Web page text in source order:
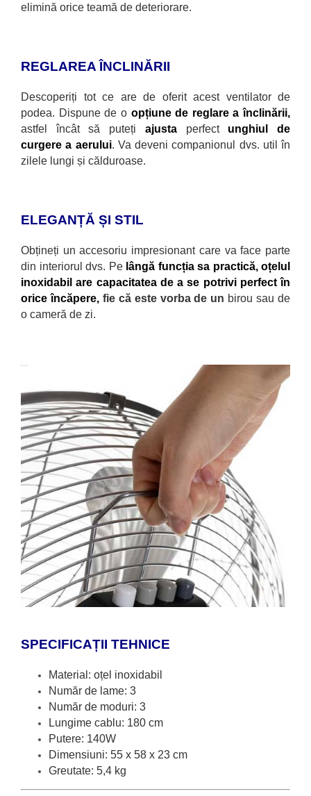
elimină orice teamă de deteriorare.
REGLAREA ÎNCLINĂRII
Descoperiți tot ce are de oferit acest ventilator de
podea. Dispune de o opțiune de reglare aînclinării,
astfel încât să puteți ajusta perfect unghiul de
curgere a aerului. Va deveni companionul dvs. util în
zilele lungi și călduroase.
ELEGANȚĂ ȘI STIL
Obțineți un accesoriu impresionant care va face parte
din interiorul dvs. Pe ângă funcția sa practică, oțelul
inoxidabil are capacitatea de a se potrivi perfect în
orice încăpere, fie că este vorba de un birou sau de
o cameră de zi.
SPECIFICAȚII TEHNICE
Material: oțel inoxidabil
Număr de lame: 3
Număr de moduri: 3
Lungime cablu: 180 cm
Putere: 140W
Dimensiuni: 55 x 58 x 23 cm
Greutate: 5,4 kg